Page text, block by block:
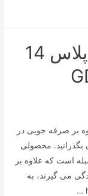
ماشین ظرفشویی جی پلاس 14
بر صرفه جویی در
بگذرانید. محصولی
است که علاوه بر
می‌ گیرند، به